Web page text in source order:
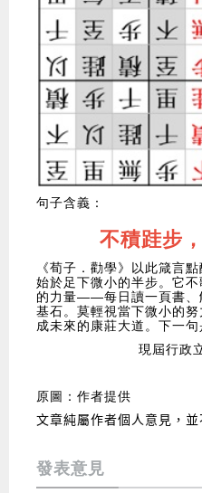
句子含義：
不積跬步
《荀子．勸學》以此箴言
始於足下微小的半步。它
的力量——每日讀一頁書、
基石。莫輕視當下微小的
成未來的康莊大道。下一
現屆行政
原圖：作者提供
文章純屬作者個人意見，
發表意見